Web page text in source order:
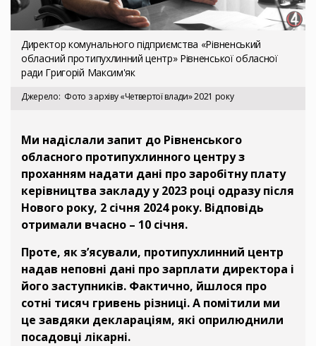
Директор комунального підприємства «Рівненський
обласний протипухлинний центр» Рівненської обласної
ради Григорій Максим'як
Джерело Фото з архіву «Четвертої влади» 2021 року
Ми надіслали запит до Рівненського
обласного протипухлинного центру з
проханням надати дані про заробітну плату
керівництва закладу у 2023 році одразу після
Нового року, 2 січня 2024 року. Відповідь
отримали вчасно – 10 січня.
Проте, як з’ясували, протипухлинний центр
надав неповні дані про зарплати директора і
його заступників. Фактично, йшлося про
сотні тисяч гривень різниці. А помітили ми
це завдяки деклараціям, які оприлюднили
посадовці лікарні.